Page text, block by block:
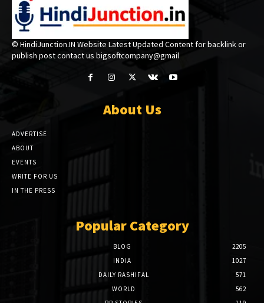
© HindiJunction.IN Website Latest Updated Content for backlink or
publish post contact us bigsoftcompany@gmail
About Us
ADVERTISE
ABOUT
EVENTS
WRITE FOR US
IN THE PRESS
Popular Category
BLOG
2205
INDIA
1027
DAILY RASHIFAL
571
WORLD
562